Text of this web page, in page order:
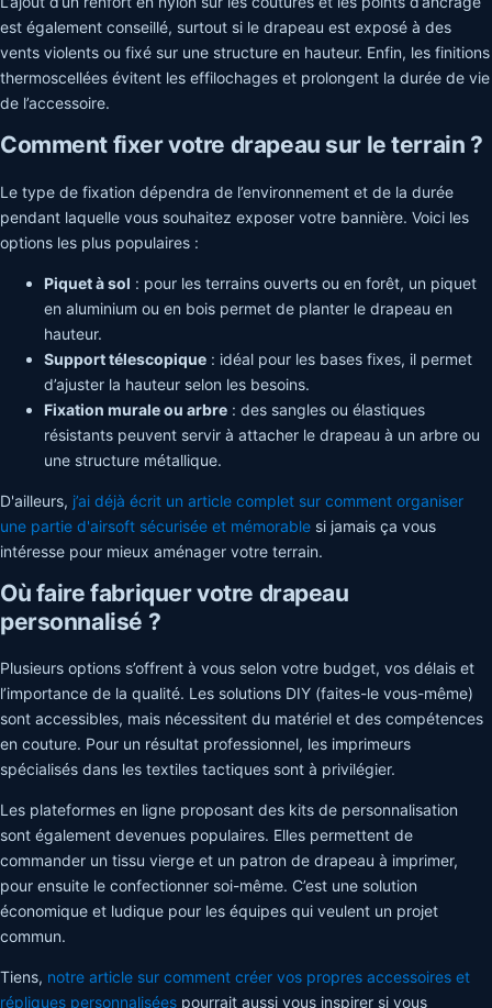
est également conseillé, surtout si le drapeau est exposé à des
vents violents ou fixé sur une structure en hauteur. Enfin, les finitions
thermoscellées évitent les effilochages et prolongent la durée de vie
de l’accessoire.
Comment fixer votre drapeau sur le terrain ?
Le type de fixation dépendra de l’environnement et de la durée
pendant laquelle vous souhaitez exposer votre bannière. Voici les
options les plus populaires :
Piquet à sol : pour les terrains ouverts ou en forêt, un piquet
en aluminium ou en bois permet de planter le drapeau en
hauteur.
Support télescopique : idéal pour les bases fixes, il permet
d’ajuster la hauteur selon les besoins.
Fixation murale ou arbre : des sangles ou élastiques
résistants peuvent servir à attacher le drapeau à un arbre ou
une structure métallique.
D'ailleurs, j’ai déjà écrit un article complet sur comment organiser
une partie d'airsoft sécurisée et mémorable si jamais ça vous
intéresse pour mieux aménager votre terrain.
Où faire fabriquer votre drapeau
personnalisé ?
Plusieurs options s’offrent à vous selon votre budget, vos délais et
l’importance de la qualité. Les solutions DIY (faites-le vous-même)
sont accessibles, mais nécessitent du matériel et des compétences
en couture. Pour un résultat professionnel, les imprimeurs
spécialisés dans les textiles tactiques sont à privilégier.
Les plateformes en ligne proposant des kits de personnalisation
sont également devenues populaires. Elles permettent de
commander un tissu vierge et un patron de drapeau à imprimer,
pour ensuite le confectionner soi-même. C’est une solution
économique et ludique pour les équipes qui veulent un projet
commun.
Tiens, notre article sur comment créer vos propres accessoires et
répliques personnalisées pourrait aussi vous inspirer si vous